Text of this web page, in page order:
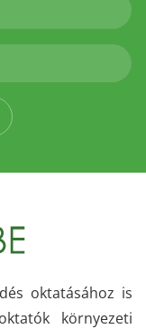
oktatásához is
környezeti